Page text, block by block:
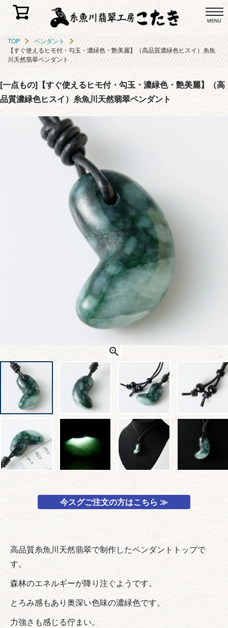
MENU
TOP
ペンダント
【すぐ使えるヒモ付・勾玉・濃緑色・艶美麗】（高品質濃緑色ヒスイ）糸魚
川天然翡翠ペンダント
[一点もの]【すぐ使えるヒモ付・勾玉・濃緑色・艶美麗】（高
品質濃緑色ヒスイ）糸魚川天然翡翠ペンダント
今スグご注文の方はこちら ≫
高品質糸魚川天然翡翠で制作したペンダントトップで
す。
森林のエネルギーが降り注ぐようです。
とろみ感もあり奥深い色味の濃緑色です。
力強さも感じる佇まい。